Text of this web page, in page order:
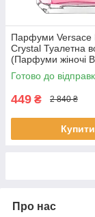
Парфуми Versace
Crystal Туалетна
(Парфуми жіночі
Брайт Крістал
Готово до
449 ₴ 2 840 ₴
Купити
Про нас